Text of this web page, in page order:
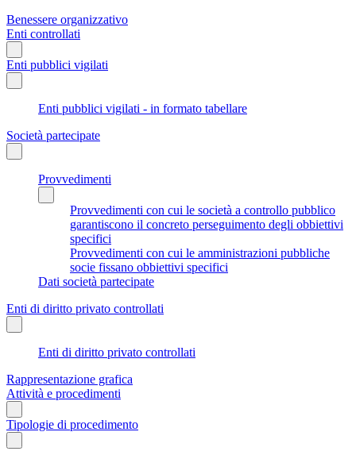
Benessere organizzativo
Enti controllati
Enti pubblici vigilati
Enti pubblici vigilati - in formato tabellare
Società partecipate
Provvedimenti
Provvedimenti con cui le società a controllo pubblico
garantiscono il concreto perseguimento degli obbiettivi
specifici
Provvedimenti con cui le amministrazioni pubbliche
socie fissano obbiettivi specifici
Dati società partecipate
Enti di diritto privato controllati
Enti di diritto privato controllati
Rappresentazione grafica
Attività e procedimenti
Tipologie di procedimento